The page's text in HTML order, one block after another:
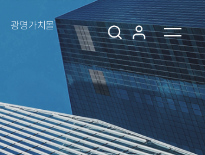
광명가치몰